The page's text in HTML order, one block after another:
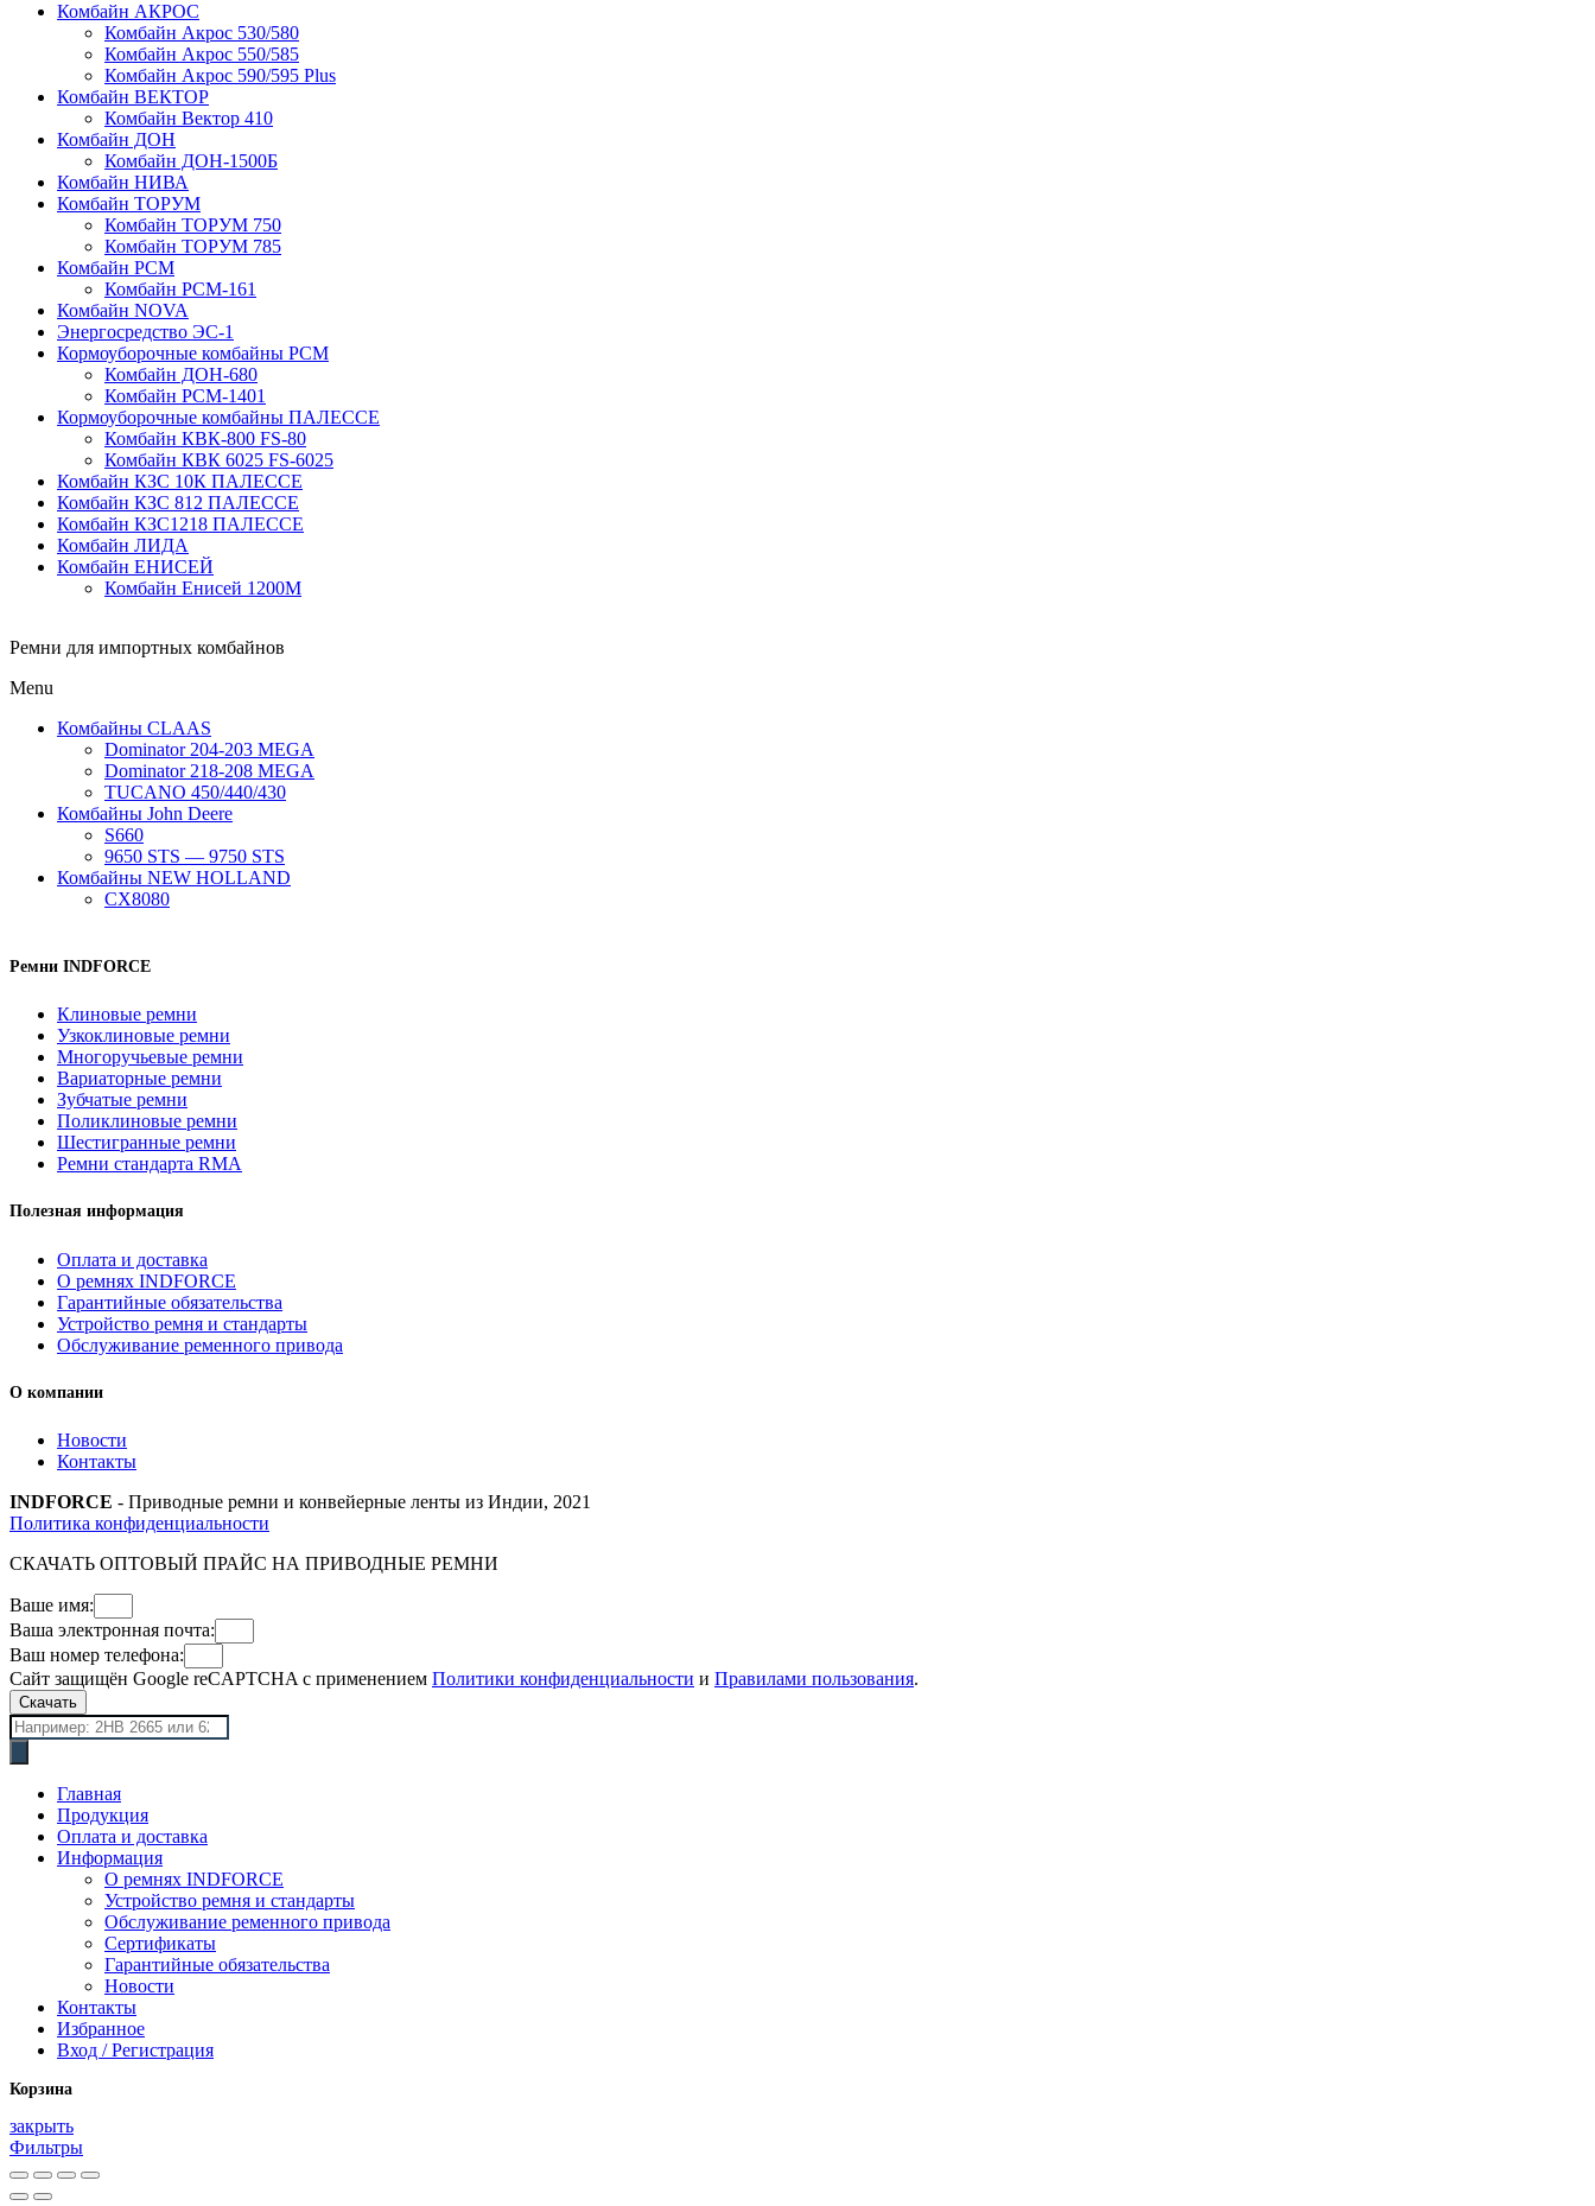
Комбайн АКРОС
Комбайн Акрос 530/580
Комбайн Акрос 550/585
Комбайн Акрос 590/595 Plus
Комбайн ВЕКТОР
Комбайн Вектор 410
Комбайн ДОН
Комбайн ДОН-1500Б
Комбайн НИВА
Комбайн ТОРУМ
Комбайн ТОРУМ 750
Комбайн ТОРУМ 785
Комбайн РСМ
Комбайн РСМ-161
Комбайн NOVA
Энергосредство ЭС-1
Кормоуборочные комбайны РСМ
Комбайн ДОН-680
Комбайн РСМ-1401
Кормоуборочные комбайны ПАЛЕССЕ
Комбайн КВК-800 FS-80
Комбайн КВК 6025 FS-6025
Комбайн КЗС 10К ПАЛЕССЕ
Комбайн КЗС 812 ПАЛЕССЕ
Комбайн КЗС1218 ПАЛЕССЕ
Комбайн ЛИДА
Комбайн ЕНИСЕЙ
Комбайн Енисей 1200М
Ремни для импортных комбайнов
Menu
Комбайны CLAAS
Dominator 204-203 MEGA
Dominator 218-208 MEGA
TUCANO 450/440/430
Комбайны John Deere
S660
9650 STS — 9750 STS
Комбайны NEW HOLLAND
CX8080
Ремни INDFORCE
Клиновые ремни
Узкоклиновые ремни
Многоручьевые ремни
Вариаторные ремни
Зубчатые ремни
Поликлиновые ремни
Шестигранные ремни
Ремни стандарта RMA
Полезная информация
Оплата и доставка
О ремнях INDFORCE
Гарантийные обязательства
Устройство ремня и стандарты
Обслуживание ременного привода
О компании
Новости
Контакты
INDFORCE - Приводные ремни и конвейерные ленты из Индии, 2021
Политика конфиденциальности
СКАЧАТЬ ОПТОВЫЙ ПРАЙС НА ПРИВОДНЫЕ РЕМНИ
Ваше имя:
Ваша электронная почта:
Ваш номер телефона:
Сайт защищён Google reCAPTCHA с применением Политики конфиденциальности и Правилами пользования.
Скачать
Поиск
товаров
Главная
Продукция
Оплата и доставка
Информация
О ремнях INDFORCE
Устройство ремня и стандарты
Обслуживание ременного привода
Сертификаты
Гарантийные обязательства
Новости
Контакты
Избранное
Вход / Регистрация
Корзина
закрыть
Фильтры